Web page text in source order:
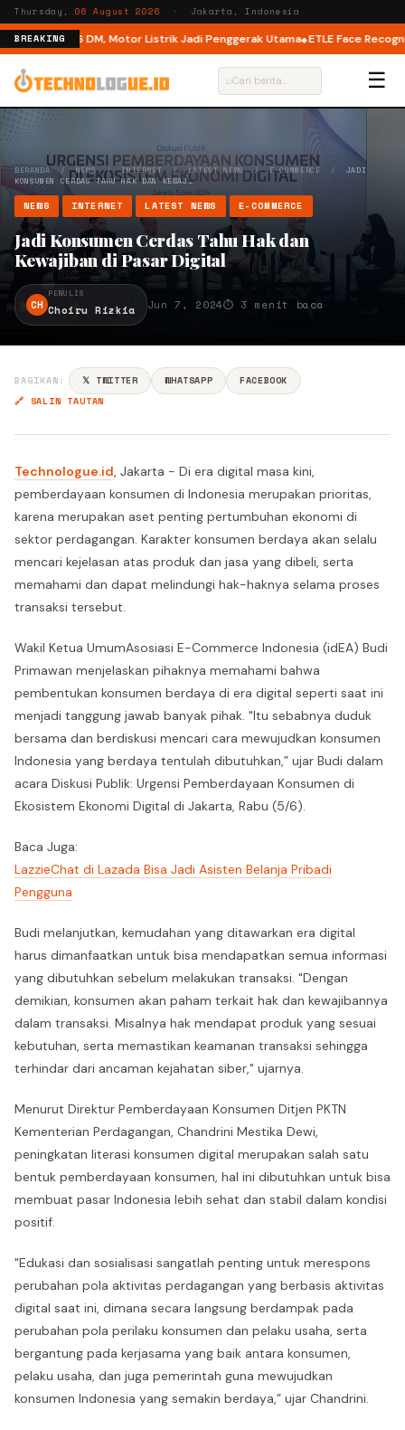
Thursday,06 August 2026 · Jakarta, Indonesia
BREAKINGdi M6 DM, Motor Listrik Jadi Penggerak Utama ETLE Face
⌕ ☰
BERANDA/NEWS/INTERNET/LATEST NEWS/E-COMMERCE / JADI
KONSUMEN CERDAS TAHU HAK DAN KEWAJ…
NEWS INTERNET LATEST NEWS E-COMMERCE
Jadi Konsumen Cerdas Tahu Hak dan
Kewajiban di Pasar Digital
CH
PENULIS
Choiru Rizkia Jun 7, 2024⏱ 3 menit baca
BAGIKAN: 𝕏 TWITTER WHATSAPP
FACEBOOK
🔗 SALIN TAUTAN
Technologue.id, Jakarta - Di era digital masa kini,
pemberdayaan konsumen di Indonesia merupakan prioritas,
karena merupakan aset penting pertumbuhan ekonomi di
sektor perdagangan. Karakter konsumen berdaya akan selalu
mencari kejelasan atas produk dan jasa yang dibeli, serta
memahami dan dapat melindungi hak-haknya selama proses
transaksi tersebut.
Wakil Ketua UmumAsosiasi E-Commerce Indonesia (idEA) Budi
Primawan menjelaskan pihaknya memahami bahwa
pembentukan konsumen berdaya di era digital seperti saat ini
menjadi tanggung jawab banyak pihak. "Itu sebabnya duduk
bersama dan berdiskusi mencari cara mewujudkan konsumen
Indonesia yang berdaya tentulah dibutuhkan,” ujar Budi dalam
acara Diskusi Publik: Urgensi Pemberdayaan Konsumen di
Ekosistem Ekonomi Digital di Jakarta, Rabu (5/6).
Baca Juga:
LazzieChat di Lazada Bisa Jadi Asisten Belanja Pribadi
Pengguna
Budi melanjutkan, kemudahan yang ditawarkan era digital
harus dimanfaatkan untuk bisa mendapatkan semua informasi
yang dibutuhkan sebelum melakukan transaksi. "Dengan
demikian, konsumen akan paham terkait hak dan kewajibannya
dalam transaksi. Misalnya hak mendapat produk yang sesuai
kebutuhan, serta memastikan keamanan transaksi sehingga
terhindar dari ancaman kejahatan siber," ujarnya.
Menurut Direktur Pemberdayaan Konsumen Ditjen PKTN
Kementerian Perdagangan, Chandrini Mestika Dewi,
peningkatan literasi konsumen digital merupakan salah satu
bentuk pemberdayaan konsumen, hal ini dibutuhkan untuk bisa
membuat pasar Indonesia lebih sehat dan stabil dalam kondisi
positif.
"Edukasi dan sosialisasi sangatlah penting untuk merespons
perubahan pola aktivitas perdagangan yang berbasis aktivitas
digital saat ini, dimana secara langsung berdampak pada
perubahan pola perilaku konsumen dan pelaku usaha, serta
bergantung pada kerjasama yang baik antara konsumen,
pelaku usaha, dan juga pemerintah guna mewujudkan
konsumen Indonesia yang semakin berdaya,” ujar Chandrini.